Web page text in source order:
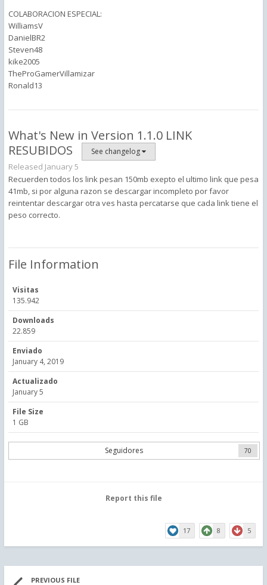
COLABORACION ESPECIAL:
WilliamsV
DanielBR2
Steven48
kike2005
TheProGamerVillamizar
Ronald13
What's New in Version 1.1.0 LINK
RESUBIDOS
See changelog
Released January 5
Recuerden todos los link pesan 150mb exepto el ultimo link que pesa
41mb, si por alguna razon se descargar incompleto por favor
reintentar descargar otra ves hasta percatarse que cada link tiene el
peso correcto.
File Information
Visitas
135.942
Downloads
22.859
Enviado
January 4, 2019
Actualizado
January 5
File Size
1 GB
Seguidores 70
17 8 5
Report this file
PREVIOUS FILE